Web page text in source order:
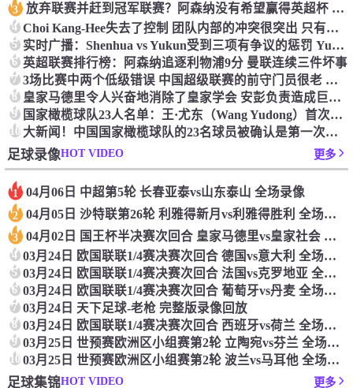
3 放弃联赛并赶到冠军联赛？阿森纳没有希望赢得英超杯 赢得欧洲冠军的可能性
4 Choi Kang-Hee失去了控制 团队内部的冲突很突出 只有一个人可以从水火中拯救崔孔
5 实时广播：Shenhua vs Yukun受到三项有争议的惩罚 Yukun将向中国足球联合会提出投诉
6 英超联赛排行榜：阿森纳追逐利物浦9分 曼联连续三件坏事
7 3场比赛中两个低级错误 中国超级联赛的前守门员很老 是时候让位了 最好的继任者出现
8 皇家马德里令人兴奋地消除了皇家学会 安彭负责造成巨大的灾难！
9 国家橄榄球队23人名单：王·尤东（Wang Yudong）首次被选为第11名 塞吉尼奥（Serginho）在名单上
10 大新闻！中国国家橄榄球队的23名球员被确认是第一次进入阵容
足球录像HOT VIDEO 更多
1 04月06日 中超第5轮 长春亚泰vs山东泰山 全场录像
2 04月05日 沙特联第26轮 利雅得新月vs利雅得胜利 全场录像
3 04月02日 国王杯半决赛次回合 皇家马德里vs皇家社会 全场录像
4 03月24日 欧国联联1/4赛决赛次回合 德国vs意大利 全场录像回放
5 03月24日 欧国联联1/4赛决赛次回合 法国vs克罗地亚 全场录像回放
6 03月24日 欧国联联1/4赛决赛次回合 葡萄牙vs丹麦 全场录像回放
7 03月24日 天下足球-老枪 完整版录像回放
8 03月24日 欧国联联1/4赛决赛次回合 西班牙vs荷兰 全场录像回放
9 03月25日 世预赛欧洲区小组赛第2轮 立陶宛vs芬兰 全场录像回放
10 03月25日 世预赛欧洲区小组赛第2轮 波兰vs马耳他 全场录像回放
足球集锦HOT VIDEO 更多